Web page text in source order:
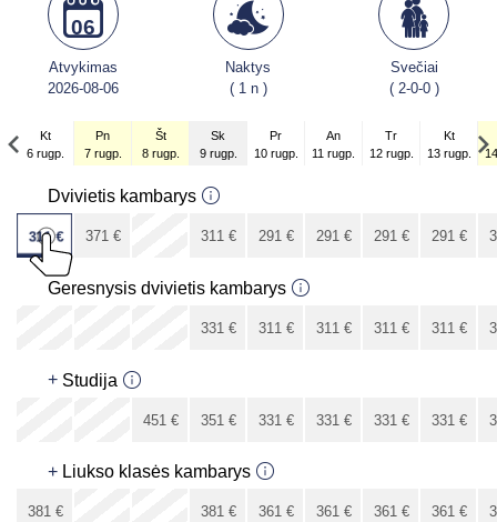
06
Atvykimas
2026-08-06
Naktys
( 1 n )
Svečiai
( 2-0-0 )
Kt
6 rugp.
Pn
7 rugp.
Št
8 rugp.
Sk
9 rugp.
Pr
10 rugp.
An
11 rugp.
Tr
12 rugp.
Kt
13 rugp.
Dvivietis kambarys
311€ 371 € 311 € 291 € 291 € 291 € 291 €
€Geresnysis dvivietis kambarys
331 € 311 € 311 € 311 € 311 €
+ Studija
451 € 351 € 331 € 331 € 331 € 331 €
+ Liukso klasės kambarys
381 € 381 € 361 € 361 € 361 € 361 €